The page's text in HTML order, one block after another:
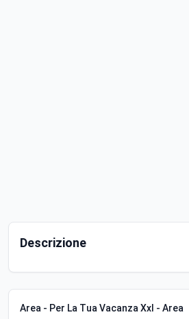
Descrizione
Area - Per La Tua Vacanza Xxl - Area